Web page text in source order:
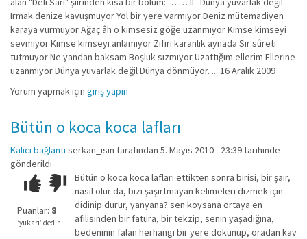
Irmak denize kavuşmuyor Yol bir yere varmıyor Deniz mütemadiyen
karaya vurmuyor Ağaç âh o kimsesiz göğe uzanmıyor Kimse kimseyi
sevmiyor Kimse kimseyi anlamıyor Zifiri karanlık aynada Sır sûreti
tutmuyor Ne yandan baksam Boşluk sızmıyor Uzattığım ellerim Ellerine
uzanmıyor Dünya yuvarlak değil Dünya dönmüyor. ... 16 Aralık 2009
Yorum yapmak için giriş yapın
Bütün o koca koca lafları
Kalıcı bağlantı serkan_isin tarafından 5. Mayıs 2010 - 23:39 tarihinde
gönderildi
Çok iyi!O
kadar
iyi
değil!
Puanlar: 8
‘yukarı’ dedin
Bütün o koca koca lafları ettikten sonra birisi, bir şair,
nasıl olur da, bizi şaşırtmayan kelimeleri dizmek için
didinip durur, yanyana? sen koysana ortaya en
afilisinden bir fatura, bir tekzip, senin yaşadığına,
bedeninin falan herhangi bir yere dokunup, oradan kav